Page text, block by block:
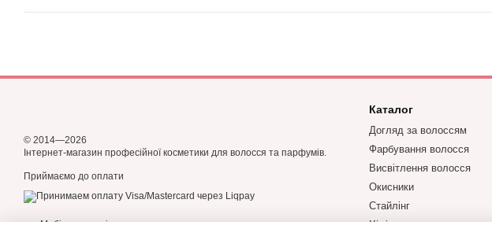
© 2014—2026
Інтернет-магазин професійної косметики для волосся та парфумів.
Приймаємо до оплати
Мобільна версія
Каталог
Догляд за волоссям
Фарбування волосся
Висвітлення волосся
Окисники
Стайлінг
Хімічна завивка та